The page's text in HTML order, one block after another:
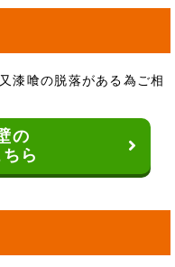
漆喰の脱落がある為ご相
の
ら